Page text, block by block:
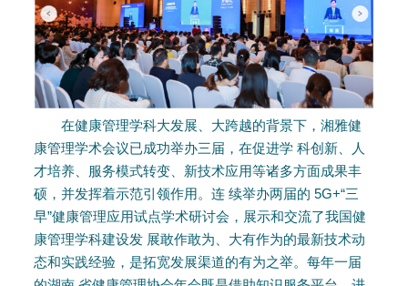
在健康管理学科大发展、大跨越的背景下，湘雅健
康管理学术会议已成功举办三届，在促进学 科创新、人
才培养、服务模式转变、新技术应用等诸多方面成果丰
硕，并发挥着示范引领作用。连 续举办两届的 5G+“三
早”健康管理应用试点学术研讨会，展示和交流了我国健
康管理学科建设发 展敢作敢为、大有作为的最新技术动
态和实践经验，是拓宽发展渠道的有为之举。每年一届